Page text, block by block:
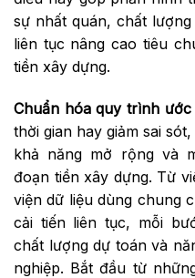
sự nhất quán, chất
liên tục nâng cao tiêu
tiền xây dựng.
Chuẩn hóa quy trình ước
thời gian hay giảm sai
khả năng mở rộng và
đoạn tiền xây dựng. Từ
viện dữ liệu dùng chung
cải tiến liên tục, mỗi
chất lượng dự toán và
nghiệp. Bắt đầu từ